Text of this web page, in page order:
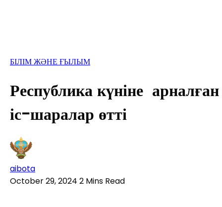
БІЛІМ ЖӘНЕ ҒЫЛЫМ
Республика күніне арналған
іс-шаралар өтті
aibota
October 29, 2024 2 Mins Read